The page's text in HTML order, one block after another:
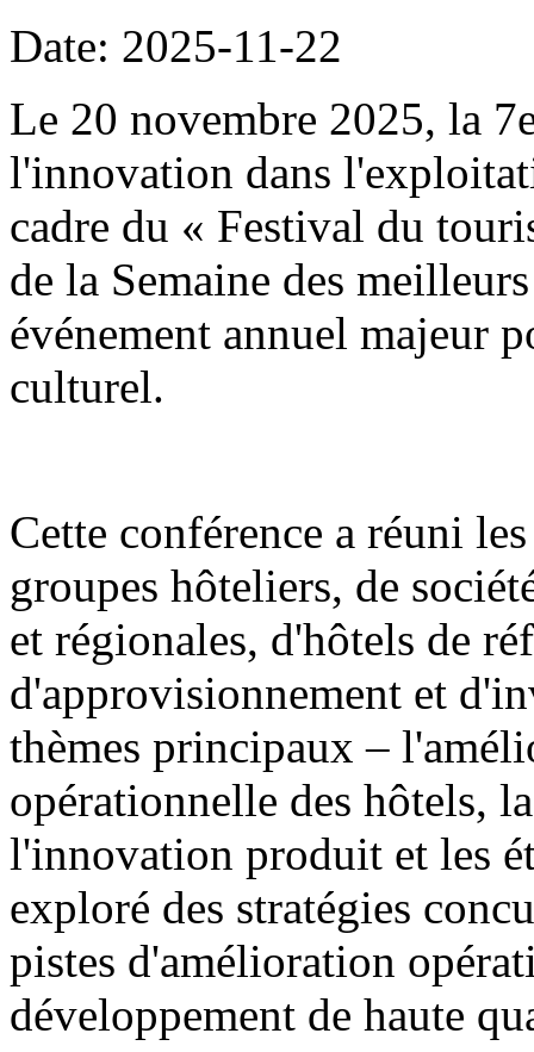
Date: 2025-11-22
Le 20 novembre 2025, la
l'innovation dans
cadre du « Festival du
de la Semaine des
événement annuel majeur
culturel.
Cette conférence a réuni
groupes hôteliers, de
et régionales, d'hôtels de
d'approvisionnement et
thèmes principaux –
opérationnelle des hôtels,
l'innovation produit et les
exploré des stratégies
pistes d'amélioration
développement de haute